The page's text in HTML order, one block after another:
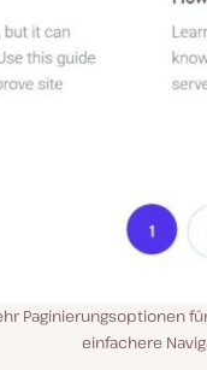
Paginierungsoptionen
einfachere